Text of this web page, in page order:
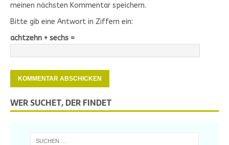
meinen nächsten Kommentar speichern.
Bitte gib eine Antwort in Ziffern ein:
achtzehn + sechs =
WER SUCHET, DER FINDET